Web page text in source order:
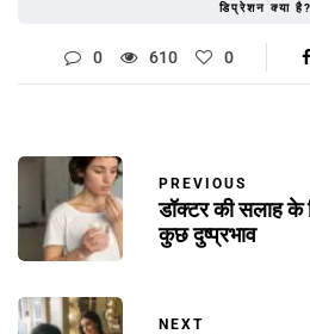
डिप्रेशन क्या है?
0 610 0
PREVIOUS
डॉक्टर की सलाह के
कुछ दुष्प्रभाव
NEXT